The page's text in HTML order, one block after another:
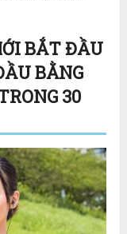
BẮT ĐẦU
BẰNG
30